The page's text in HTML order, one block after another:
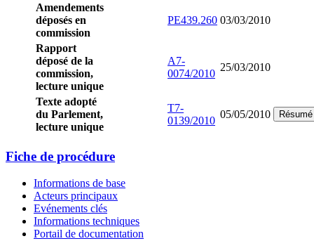
Amendements
déposés en
commission
PE439.260 03/03/2010
Rapport
déposé de la
commission,
lecture unique
A7-
0074/2010
25/03/2010
Texte adopté
du Parlement,
lecture unique
T7-
0139/2010
05/05/2010 Résumé
Fiche de procédure
Informations de base
Acteurs principaux
Evénements clés
Informations techniques
Portail de documentation